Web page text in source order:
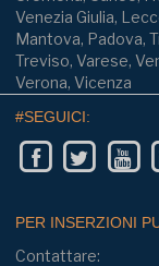
Venezia Giulia,
Mantova, Padova,
Treviso, Varese,
Verona, Vicenza
#SEGUICI:
PER INSERZIONI
Contattare: